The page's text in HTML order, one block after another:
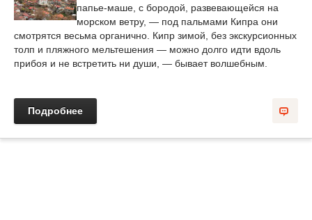
папье-маше, с бородой, развевающейся на
морском ветру, — под пальмами Кипра они
смотрятся весьма органично. Кипр зимой, без экскурсионных
толп и пляжного мельтешения — можно долго идти вдоль
прибоя и не встретить ни души, — бывает волшебным.
Подробнее